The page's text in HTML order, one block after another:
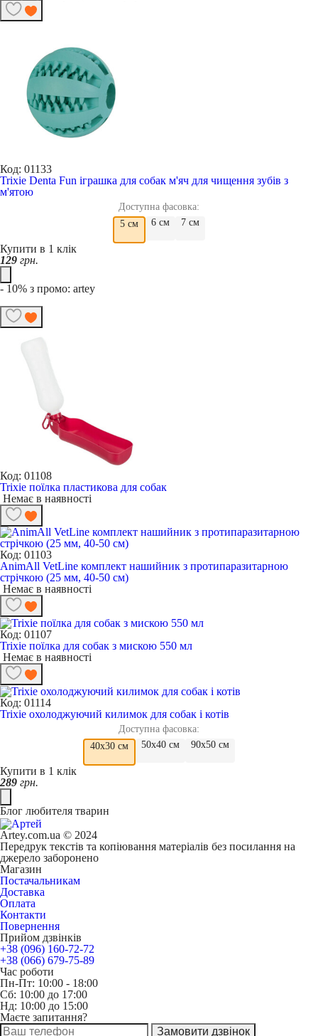
Код: 01133
Trixie Denta Fun іграшка для собак м'яч для чищення зубів з
м'ятою
Доступна фасовка:
5 см
6 см 7 см
Купити в 1 клік
129 грн.
- 10% з промо: artey
Код: 01108
Trixie поїлка пластикова для собак
Немає в наявності
Код: 01103
AnimAll VetLine комплект нашийник з протипаразитарною
стрічкою (25 мм, 40-50 см)
Немає в наявності
Код: 01107
Trixie поїлка для собак з мискою 550 мл
Немає в наявності
Код: 01114
Trixie охолоджуючий килимок для собак і котів
Доступна фасовка:
40х30 см
50х40 см 90х50 см
Купити в 1 клік
289 грн.
Блог любителя тварин
Artey.com.ua © 2024
Передрук текстів та копіювання матеріалів без посилання на
джерело заборонено
Магазин
Постачальникам
Доставка
Оплата
Контакти
Повернення
Прийом дзвінків
+38 (096) 160-72-72
+38 (066) 679-75-89
Час роботи
Пн-Пт: 10:00 - 18:00
Сб: 10:00 до 17:00
Нд: 10:00 до 15:00
Маєте запитання?
Замовити дзвінок